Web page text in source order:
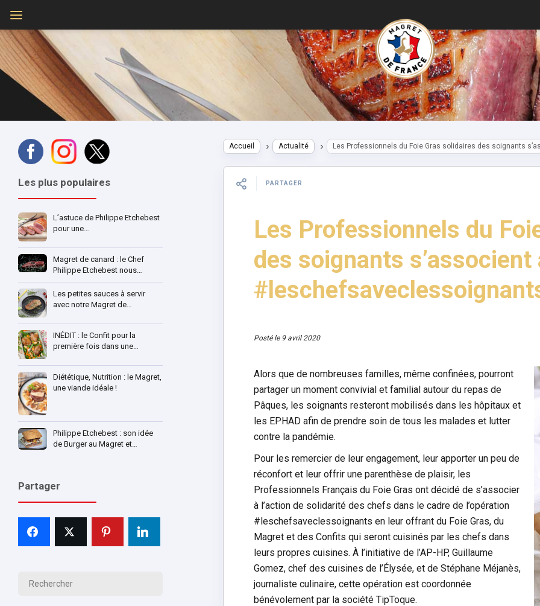
Les plus populaires
L’astuce de Philippe Etchebest
pour une…
Magret de canard : le Chef
Philippe Etchebest nous…
Les petites sauces à servir
avec notre Magret de…
INÉDIT : le Confit pour la
première fois dans une…
Diététique, Nutrition : le Magret,
une viande idéale !
Philippe Etchebest : son idée
de Burger au Magret et…
Partager
Accueil Actualité Les Professionnels du Foie Gras solidaires des soignants
PARTAGER
Les Professionnels du
des soignants s’associent
Posté le 9 avril 2020
Alors que de nombreuses familles, même confinées, pourront
partager un moment convivial et familial autour du repas de
Pâques, les soignants resteront mobilisés dans les hôpitaux et
les EPHAD afin de prendre soin de tous les malades et lutter
contre la pandémie.
Pour les remercier de leur engagement, leur apporter un peu de
réconfort et leur offrir une parenthèse de plaisir, les
Professionnels Français du Foie Gras ont décidé de s’associer
à l’action de solidarité des chefs dans le cadre de l’opération
#leschefsaveclessoignants en leur offrant du Foie Gras, du
Magret et des Confits qui seront cuisinés par les chefs dans
leurs propres cuisines. À l’initiative de l’AP-HP, Guillaume
Gomez, chef des cuisines de l’Élysée, et de Stéphane Méjanès,
journaliste culinaire, cette opération est coordonnée
bénévolement par la société TipToque.